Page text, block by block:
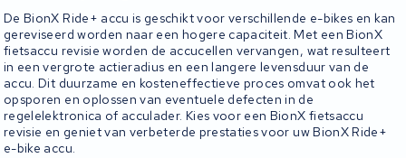
De BionX Ride+ accu is geschikt voor verschillende e-bikes en kan
gereviseerd worden naar een hogere capaciteit. Met een BionX
fietsaccu revisie worden de accucellen vervangen, wat resulteert
in een vergrote actieradius en een langere levensduur van de
accu. Dit duurzame en kosteneffectieve proces omvat ook het
opsporen en oplossen van eventuele defecten in de
regelelektronica of acculader. Kies voor een BionX fietsaccu
revisie en geniet van verbeterde prestaties voor uw BionX Ride+
e-bike accu.